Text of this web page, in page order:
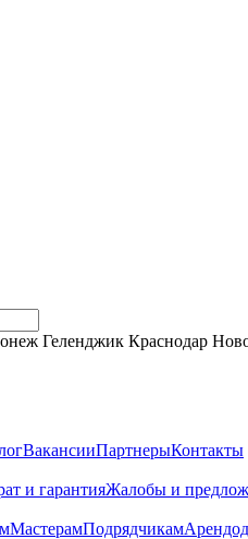
Геленджик Краснодар
ВакансииПартнерыКонтакты
и гарантияЖалобы и
МастерамПодрядчикам